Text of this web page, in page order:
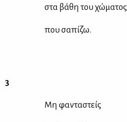
στα βά­θη του χώ­μα­τος
που σα­πί­ζω.
3
Μη φα­ντα­στείς